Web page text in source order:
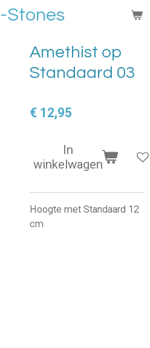
Stones
Amethist op
Standaard 03
€ 12,95
In
winkelwagen
Hoogte met Standaard 12
cm